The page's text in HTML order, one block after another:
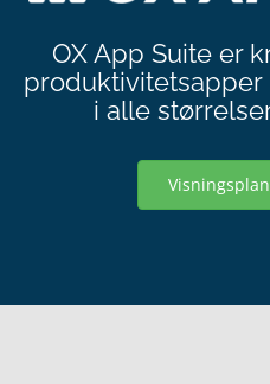
OX App Suite er
i alle